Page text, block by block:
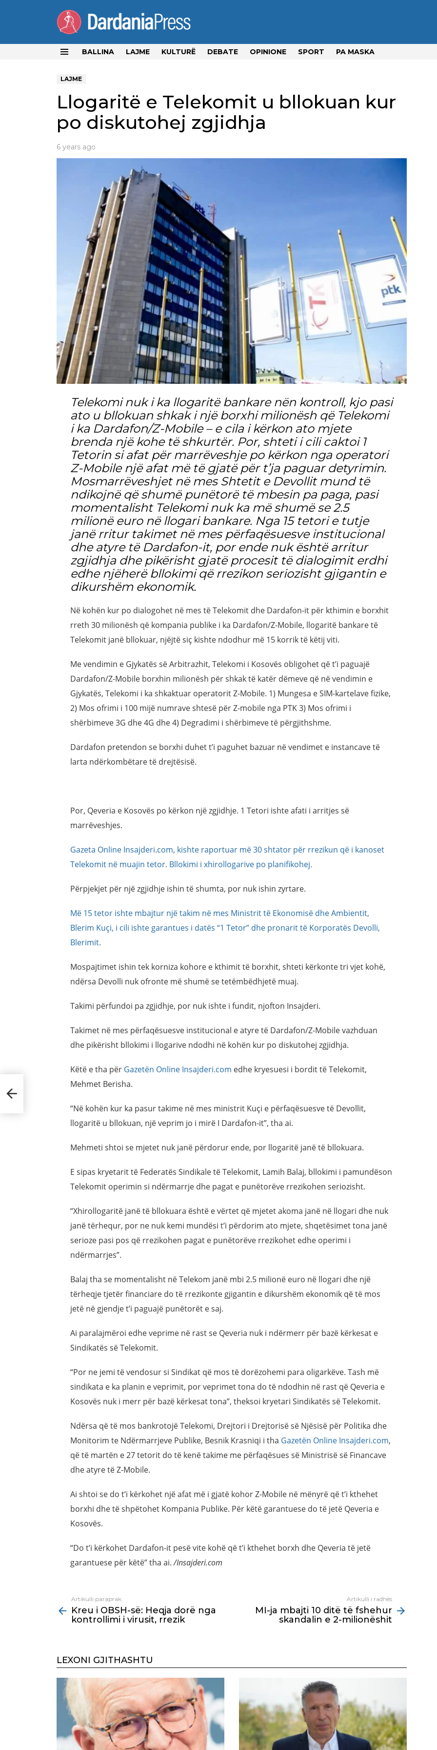
BALLINA LAJME KULTURË DEBATE OPINIONE SPORT PA MASKA
LAJME
Llogaritë e Telekomit u bllokuan kur
po diskutohej zgjidhja
6 years ago
Telekomi nuk i ka llogaritë bankare nën kontroll, kjo pasi
ato u bllokuan shkak i një borxhi milionësh që Telekomi
i ka Dardafon/Z-Mobile – e cila i kërkon ato mjete
brenda një kohe të shkurtër. Por, shteti i cili caktoi 1
Tetorin si afat për marrëveshje po kërkon nga operatori
Z-Mobile një afat më të gjatë për t’ja paguar detyrimin.
Mosmarrëveshjet në mes Shtetit e Devollit mund të
ndikojnë që shumë punëtorë të mbesin pa paga, pasi
momentalisht Telekomi nuk ka më shumë se 2.5
milionë euro në llogari bankare. Nga 15 tetori e tutje
janë rritur takimet në mes përfaqësuesve institucional
dhe atyre të Dardafon-it, por ende nuk është arritur
zgjidhja dhe pikërisht gjatë procesit të dialogimit erdhi
edhe njëherë bllokimi që rrezikon seriozisht gjigantin e
dikurshëm ekonomik.
Në kohën kur po dialogohet në mes të Telekomit dhe Dardafon-it për kthimin e borxhit
rreth 30 milionësh që kompania publike i ka Dardafon/Z-Mobile, llogaritë bankare të
Telekomit janë bllokuar, njëjtë siç kishte ndodhur më 15 korrik të këtij viti.
Me vendimin e Gjykatës së Arbitrazhit, Telekomi i Kosovës obligohet që t’i paguajë
Dardafon/Z-Mobile borxhin milionësh për shkak të katër dëmeve që në vendimin e
Gjykatës, Telekomi i ka shkaktuar operatorit Z-Mobile. 1) Mungesa e SIM-kartelave fizike,
2) Mos ofrimi i 100 mijë numrave shtesë për Z-mobile nga PTK 3) Mos ofrimi i
shërbimeve 3G dhe 4G dhe 4) Degradimi i shërbimeve të përgjithshme.
Dardafon pretendon se borxhi duhet t’i paguhet bazuar në vendimet e instancave të
larta ndërkombëtare të drejtësisë.
Por, Qeveria e Kosovës po kërkon një zgjidhje. 1 Tetori ishte afati i arritjes së
marrëveshjes.
Gazeta Online Insajderi.com, kishte raportuar më 30 shtator për rrezikun që i kanoset
Telekomit në muajin tetor. Bllokimi i xhirollogarive po planifikohej.
Përpjekjet për një zgjidhje ishin të shumta, por nuk ishin zyrtare.
Më 15 tetor ishte mbajtur një takim në mes Ministrit të Ekonomisë dhe Ambientit,
Blerim Kuçi, i cili ishte garantues i datës “1 Tetor” dhe pronarit të Korporatës Devolli,
Blerimit.
Mospajtimet ishin tek korniza kohore e kthimit të borxhit, shteti kërkonte tri vjet kohë,
ndërsa Devolli nuk ofronte më shumë se tetëmbëdhjetë muaj.
Takimi përfundoi pa zgjidhje, por nuk ishte i fundit, njofton Insajderi.
Takimet në mes përfaqësuesve institucional e atyre të Dardafon/Z-Mobile vazhduan
dhe pikërisht bllokimi i llogarive ndodhi në kohën kur po diskutohej zgjidhja.
Këtë e tha për Gazetën Online Insajderi.com edhe kryesuesi i bordit të Telekomit,
Mehmet Berisha.
“Në kohën kur ka pasur takime në mes ministrit Kuçi e përfaqësuesve të Devollit,
llogaritë u bllokuan, një veprim jo i mirë I Dardafon-it”, tha ai.
Mehmeti shtoi se mjetet nuk janë përdorur ende, por llogaritë janë të bllokuara.
E sipas kryetarit të Federatës Sindikale të Telekomit, Lamih Balaj, bllokimi i pamundëson
Telekomit operimin si ndërmarrje dhe pagat e punëtorëve rrezikohen seriozisht.
“Xhirollogaritë janë të bllokuara është e vërtet që mjetet akoma janë në llogari dhe nuk
janë tërhequr, por ne nuk kemi mundësi t’i përdorim ato mjete, shqetësimet tona janë
serioze pasi pos që rrezikohen pagat e punëtorëve rrezikohet edhe operimi i
ndërmarrjes”.
Balaj tha se momentalisht në Telekom janë mbi 2.5 milionë euro në llogari dhe një
tërheqje tjetër financiare do të rrezikonte gjigantin e dikurshëm ekonomik që të mos
jetë në gjendje t’i paguajë punëtorët e saj.
Ai paralajmëroi edhe veprime në rast se Qeveria nuk i ndërmerr për bazë kërkesat e
Sindikatës së Telekomit.
“Por ne jemi të vendosur si Sindikat që mos të dorëzohemi para oligarkëve. Tash më
sindikata e ka planin e veprimit, por veprimet tona do të ndodhin në rast që Qeveria e
Kosovës nuk i merr për bazë kërkesat tona”, theksoi kryetari Sindikatës së Telekomit.
Ndërsa që të mos bankrotojë Telekomi, Drejtori i Drejtorisë së Njësisë për Politika dhe
Monitorim te Ndërmarrjeve Publike, Besnik Krasniqi i tha Gazetën Online Insajderi.com,
që të martën e 27 tetorit do të kenë takime me përfaqësues së Ministrisë së Financave
dhe atyre të Z-Mobile.
Ai shtoi se do t’i kërkohet një afat më i gjatë kohor Z-Mobile në mënyrë që t’i kthehet
borxhi dhe të shpëtohet Kompania Publike. Për këtë garantuese do të jetë Qeveria e
Kosovës.
“Do t’i kërkohet Dardafon-it pesë vite kohë që t’i kthehet borxh dhe Qeveria të jetë
garantuese për këtë” tha ai./Insajderi.com
more
Artikulli paraprak
Kreu i OBSH-së: Heqja dorë nga
kontrollimi i virusit, rrezik
Artikulli i radhës
MI-ja mbajti 10 ditë të fshehur
skandalin e 2-milionëshit
LEXONI GJITHASHTU